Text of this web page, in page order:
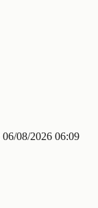
06/08/2026 06:09